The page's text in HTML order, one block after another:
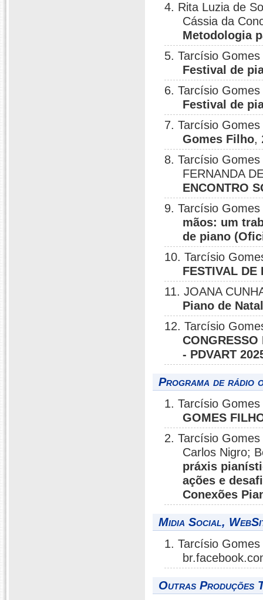
4. Rita Luzia de
Cássia da
Metodologia
5. Tarcísio
Festival de
6. Tarcísio
Festival de
7. Tarcísio
Gomes Filho,
8. Tarcísio
FERNANDA
ENCONTRO
9. Tarcísio
mãos: um
de piano
10. Tarcísio
FESTIVAL DE
11. JOANA
Piano de
12. Tarcísio
CONGRESSO
- PDVART
Programa de rádio
1. Tarcísio
GOMES
2. Tarcísio
Carlos Nigro;
práxis
ações e
Conexões
Midia Social,
1. Tarcísio
Outras Produções